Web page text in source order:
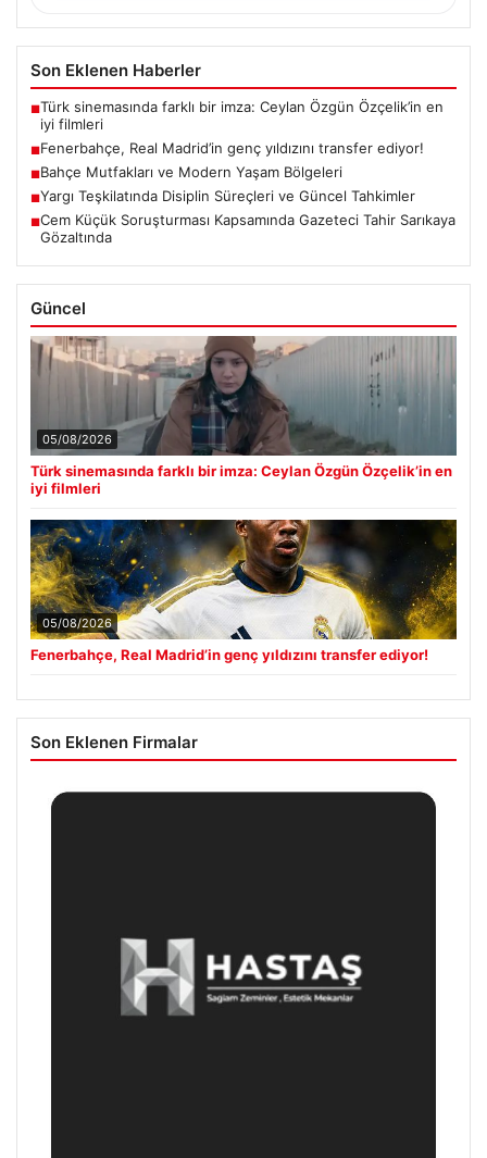
Son Eklenen Haberler
■Türk sinemasında farklı bir imza: Ceylan Özgün Özçelik’in en
iyi filmleri
■Fenerbahçe, Real Madrid’in genç yıldızını transfer ediyor!
■Bahçe Mutfakları ve Modern Yaşam Bölgeleri
■Yargı Teşkilatında Disiplin Süreçleri ve Güncel Tahkimler
■Cem Küçük Soruşturması Kapsamında Gazeteci Tahir Sarıkaya
Gözaltında
Güncel
05/08/2026
Türk sinemasında farklı bir imza: Ceylan Özgün Özçelik’in en
iyi filmleri
05/08/2026
Fenerbahçe, Real Madrid’in genç yıldızını transfer ediyor!
Son Eklenen Firmalar